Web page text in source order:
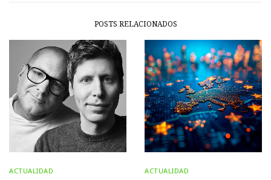
POSTS RELACIONADOS
ACTUALIDAD ACTUALIDAD